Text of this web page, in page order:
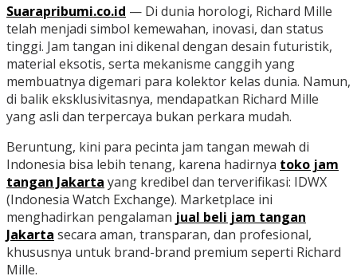
Suarapribumi.co.id — Di dunia horologi, Richard Mille
telah menjadi simbol kemewahan, inovasi, dan status
tinggi. Jam tangan ini dikenal dengan desain futuristik,
material eksotis, serta mekanisme canggih yang
membuatnya digemari para kolektor kelas dunia. Namun,
di balik eksklusivitasnya, mendapatkan Richard Mille
yang asli dan terpercaya bukan perkara mudah.
Beruntung, kini para pecinta jam tangan mewah di
Indonesia bisa lebih tenang, karena hadirnya toko jam
tangan Jakarta yang kredibel dan terverifikasi: IDWX
(Indonesia Watch Exchange). Marketplace ini
menghadirkan pengalaman jual beli jam tangan
Jakarta secara aman, transparan, dan profesional,
khususnya untuk brand-brand premium seperti Richard
Mille.